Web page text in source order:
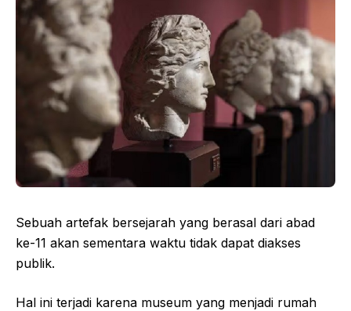
Sebuah artefak bersejarah yang berasal dari abad
ke-11 akan sementara waktu tidak dapat diakses
publik.
Hal ini terjadi karena museum yang menjadi rumah